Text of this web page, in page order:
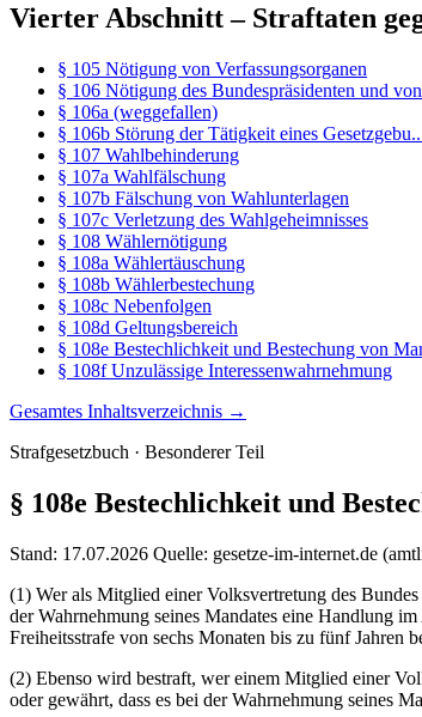
Vierter Abschnitt – Straftaten
§ 105 Nötigung von Verfassungsorganen
§ 106 Nötigung des Bundespräsidenten und
§ 106a (weggefallen)
§ 106b Störung der Tätigkeit eines
§ 107 Wahlbehinderung
§ 107a Wahlfälschung
§ 107b Fälschung von Wahlunterlagen
§ 107c Verletzung des Wahlgeheimnisses
§ 108 Wählernötigung
§ 108a Wählertäuschung
§ 108b Wählerbestechung
§ 108c Nebenfolgen
§ 108d Geltungsbereich
§ 108e Bestechlichkeit und Bestechung von
§ 108f Unzulässige Interessenwahrnehmung
Gesamtes Inhaltsverzeichnis →
Strafgesetzbuch · Besonderer Teil
§ 108e Bestechlichkeit und
Stand: 17.07.2026 Quelle: gesetze-im-internet.de
(1) Wer als Mitglied einer Volksvertretung des
der Wahrnehmung seines Mandates eine Handlung
Freiheitsstrafe von sechs Monaten bis zu fünf Jahren
(2) Ebenso wird bestraft, wer einem Mitglied einer
oder gewährt, dass es bei der Wahrnehmung seines